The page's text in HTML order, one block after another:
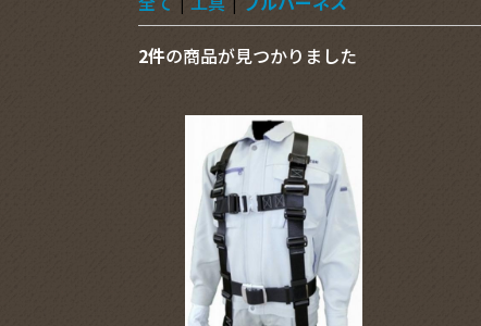
2件の商品が見つかりました